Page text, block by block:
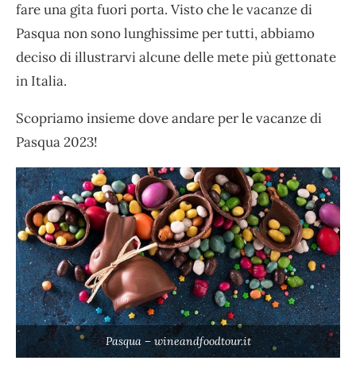
fare una gita fuori porta. Visto che le vacanze di
Pasqua non sono lunghissime per tutti, abbiamo
deciso di illustrarvi alcune delle mete più gettonate
in Italia.
Scopriamo insieme dove andare per le vacanze di
Pasqua 2023!
Pasqua – wineandfoodtour.it